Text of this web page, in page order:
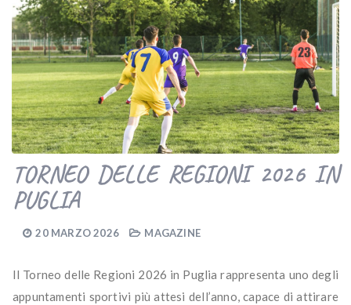
TORNEO DELLE REGIONI 2026 IN
PUGLIA
20 MARZO 2026 MAGAZINE
Il Torneo delle Regioni 2026 in Puglia rappresenta uno degli
appuntamenti sportivi più attesi dell’anno, capace di attirare